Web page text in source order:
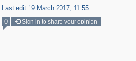
Last edit 19 March 2017, 11:55
0
Sign in to share your opinion